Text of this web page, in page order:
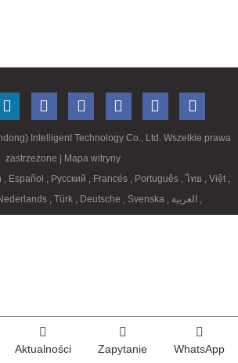
Intelligent Technology Co., Ltd. Wszelkie prawa
zastrzeżone | Mapa witryny
Español Русский Francés Português ,ไทย Việt
Türk Deutsche Svenska
Aktualności Zapytanie WhatsApp